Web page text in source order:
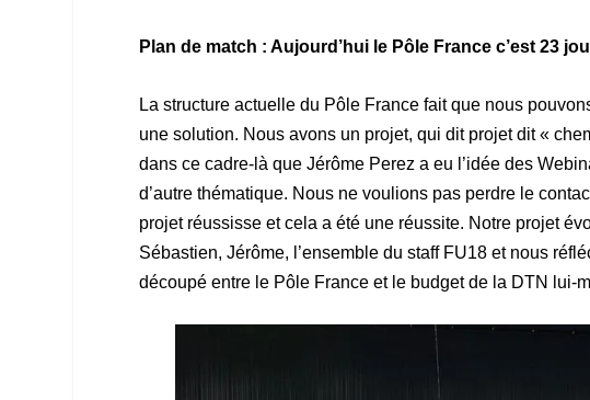
Plan de match : Aujourd’hui le Pôle France c’est 23
La structure actuelle du Pôle France fait que nous
une solution. Nous avons un projet, qui dit projet dit «
dans ce cadre-là que Jérôme Perez a eu l’idée des
d’autre thématique. Nous ne voulions pas perdre le
projet réussisse et cela a été une réussite. Notre projet
Sébastien, Jérôme, l’ensemble du staff FU18 et nous
découpé entre le Pôle France et le budget de la DTN lui-